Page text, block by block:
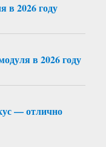
в 2026 году
в 2026 году
— отлично